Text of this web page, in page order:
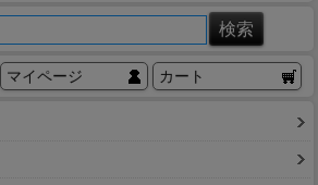
マイページ カート